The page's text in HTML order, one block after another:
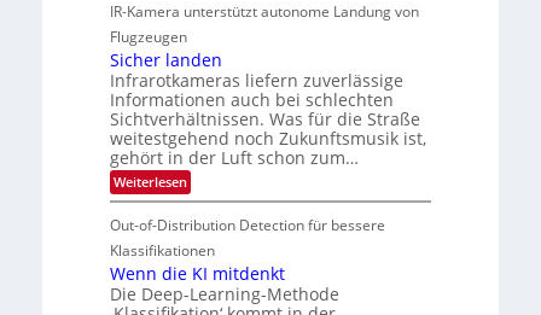
M
e
m
s
u
n
d
M
a
n
t
i
S
l
i
c
h
k
e
i
t
e
n
d
e
r
i
n
V
I
S
I
O
N
T
e
u
i
d
e
d
T
o
u
r
e
u
f
IR-Kamera unterstützt autonome Landung von
Flugzeugen
Sicher landen
Infrarotkameras liefern zuverlässige
Informationen auch bei schlechten
Sichtverhältnissen. Was für die Straße
weitestgehend noch Zukunftsmusik ist,
gehört in der Luft schon zum…
Weiterlesen:
S
c
h
r
l
Out-of-Distribution Detection für bessere
Klassifikationen
Wenn die KI mitdenkt
Die Deep-Learning-Methode